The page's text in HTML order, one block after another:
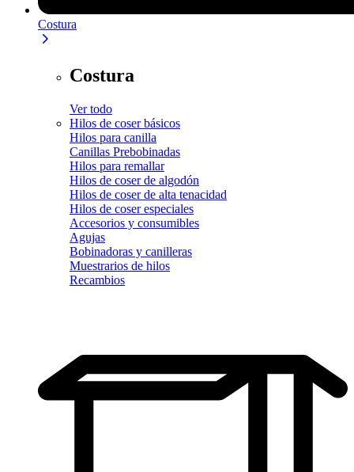
Costura
Costura
Ver todo
Hilos de coser básicos
Hilos para canilla
Canillas Prebobinadas
Hilos para remallar
Hilos de coser de algodón
Hilos de coser de alta tenacidad
Hilos de coser especiales
Accesorios y consumibles
Agujas
Bobinadoras y canilleras
Muestrarios de hilos
Recambios